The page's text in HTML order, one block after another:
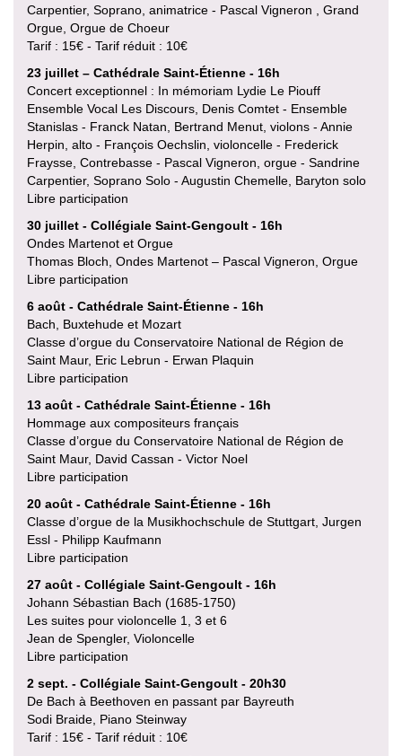
Carpentier, Soprano, animatrice - Pascal Vigneron , Grand
Orgue, Orgue de Choeur
Tarif : 15€ - Tarif réduit : 10€
23 juillet – Cathédrale Saint-Étienne - 16h
Concert exceptionnel : In mémoriam Lydie Le Piouff
Ensemble Vocal Les Discours, Denis Comtet - Ensemble
Stanislas - Franck Natan, Bertrand Menut, violons - Annie
Herpin, alto - François Oechslin, violoncelle - Frederick
Fraysse, Contrebasse - Pascal Vigneron, orgue - Sandrine
Carpentier, Soprano Solo - Augustin Chemelle, Baryton solo
Libre participation
30 juillet - Collégiale Saint-Gengoult - 16h
Ondes Martenot et Orgue
Thomas Bloch, Ondes Martenot – Pascal Vigneron, Orgue
Libre participation
6 août - Cathédrale Saint-Étienne - 16h
Bach, Buxtehude et Mozart
Classe d’orgue du Conservatoire National de Région de
Saint Maur, Eric Lebrun - Erwan Plaquin
Libre participation
13 août - Cathédrale Saint-Étienne - 16h
Hommage aux compositeurs français
Classe d’orgue du Conservatoire National de Région de
Saint Maur, David Cassan - Victor Noel
Libre participation
20 août - Cathédrale Saint-Étienne - 16h
Classe d’orgue de la Musikhochschule de Stuttgart, Jurgen
Essl - Philipp Kaufmann
Libre participation
27 août - Collégiale Saint-Gengoult - 16h
Johann Sébastian Bach (1685-1750)
Les suites pour violoncelle 1, 3 et 6
Jean de Spengler, Violoncelle
Libre participation
2 sept. - Collégiale Saint-Gengoult - 20h30
De Bach à Beethoven en passant par Bayreuth
Sodi Braide, Piano Steinway
Tarif : 15€ - Tarif réduit : 10€